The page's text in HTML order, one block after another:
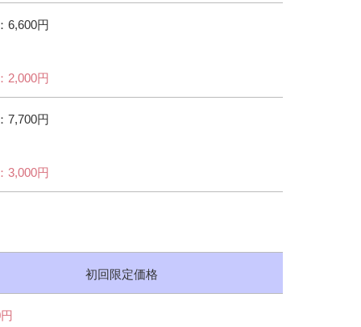
6,600円
2,000円
7,700円
3,000円
初回限定価格